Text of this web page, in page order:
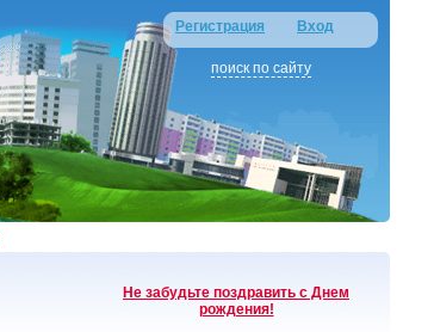
Регистрация Вход
поиск по сайту
Не забудьте поздравить с Днем
рождения!